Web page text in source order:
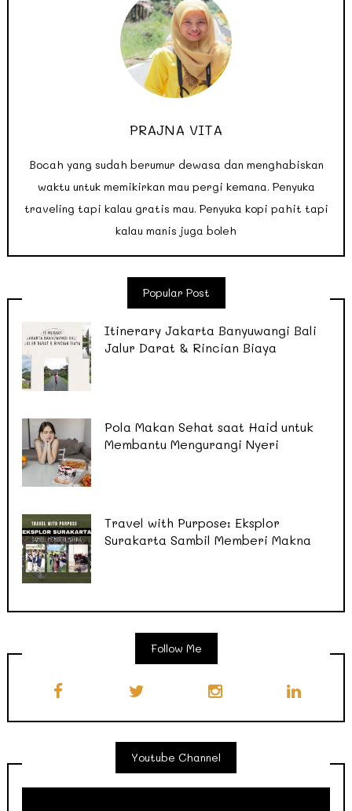
PRAJNA VITA
Bocah yang sudah berumur dewasa dan menghabiskan
waktu untuk memikirkan mau pergi kemana. Penyuka
traveling tapi kalau gratis mau. Penyuka kopi pahit tapi
kalau manis juga boleh
Popular Post
Itinerary Jakarta Banyuwangi Bali
Jalur Darat & Rincian Biaya
Pola Makan Sehat saat Haid untuk
Membantu Mengurangi Nyeri
Travel with Purpose: Eksplor
Surakarta Sambil Memberi Makna
Follow Me
Youtube Channel